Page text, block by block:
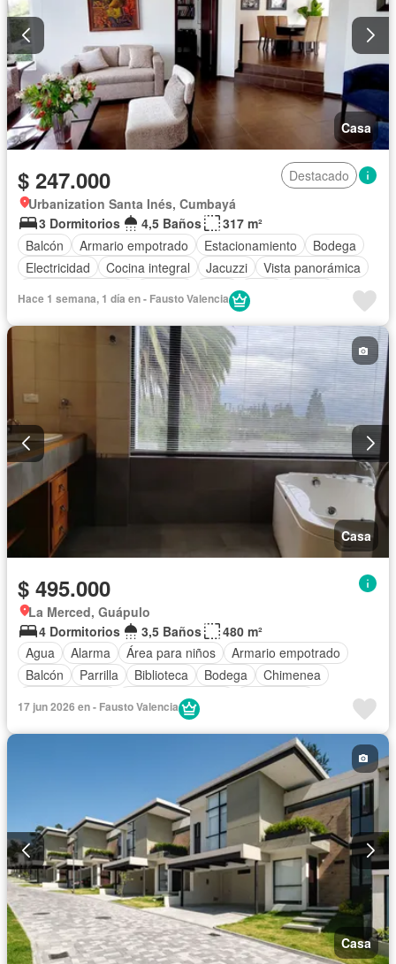
Casa
$ 247.000
Destacado
Urbanization Santa Inés, Cumbayá
3 Dormitorios
4,5 Baños
317 m²
Balcón
Armario empotrado Estacionamiento
Bodega
Electricidad
Cocina integral Jacuzzi
Vista panorámica
Biblioteca
Hace 1 semana, 1 día en - Fausto Valencia
Casa
$ 495.000
La Merced, Guápulo
4 Dormitorios
3,5 Baños
480 m²
Agua
Alarma Área para niños
Armario empotrado
Balcón
Parrilla Biblioteca Bodega
Chimenea
Cuarto de servicio
Estacionamiento
Garita de guardianía
Jardín
17 jun 2026 en - Fausto Valencia
Casa